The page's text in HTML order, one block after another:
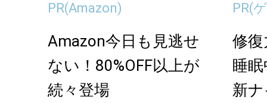
PR(Amazon)
Amazon今日も見逃せ
ない！80%OFF以上が
続々登場
PR(
修
睡
新